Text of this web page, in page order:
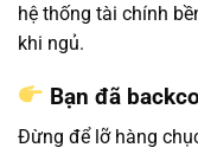
hệ thống tài chính
khi ngủ.
Bạn đã
Đừng để lỡ hàng